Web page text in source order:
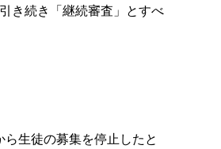
き続き「継続審査」とすべ
生徒の募集を停止したと